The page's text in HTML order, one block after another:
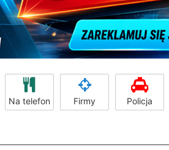
Na telefon Firmy Policja